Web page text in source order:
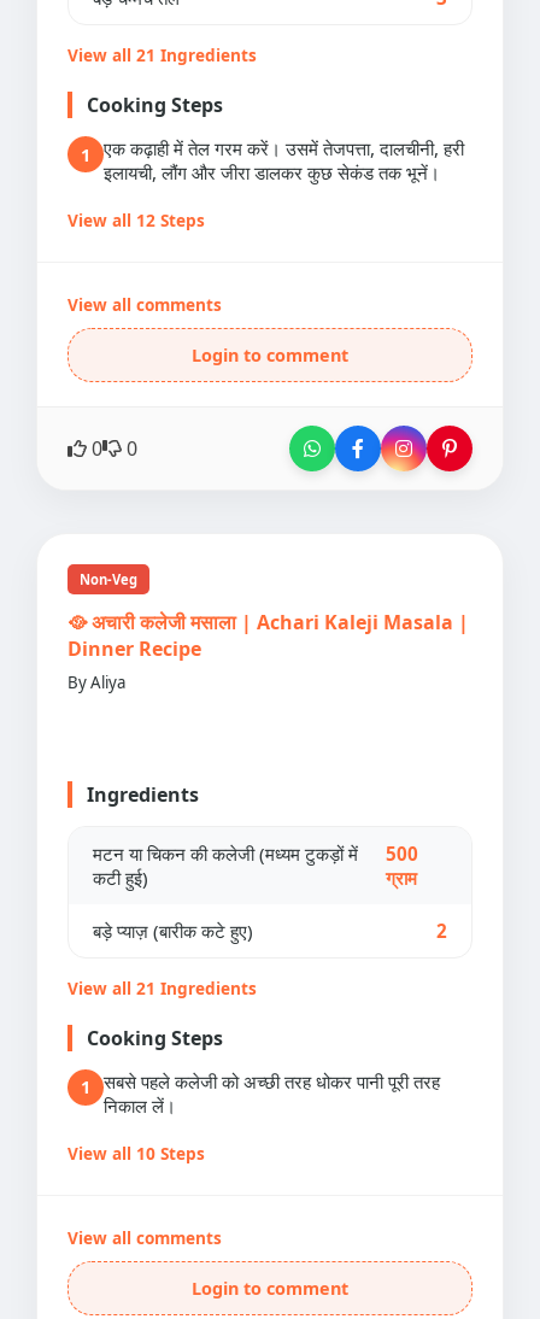
View all 21 Ingredients
Cooking Steps
1
एक कढ़ाही में तेल गरम करें। उसमें तेजपत्ता, दालचीनी, हरी
इलायची, लौंग और जीरा डालकर कुछ सेकंड तक भूनें।
View all 12 Steps
View all comments
Login to comment
0 0
Non-Veg
🥘 अचारी कलेजी मसाला | Achari Kaleji Masala |
Dinner Recipe
By Aliya
Ingredients
मटन या चिकन की कलेजी (मध्यम टुकड़ों में
कटी हुई)
500
ग्राम
बड़े प्याज़ (बारीक कटे हुए) 2
View all 21 Ingredients
Cooking Steps
1
सबसे पहले कलेजी को अच्छी तरह धोकर पानी पूरी तरह
निकाल लें।
View all 10 Steps
View all comments
Login to comment